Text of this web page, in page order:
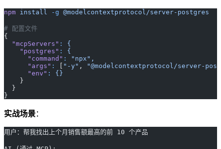
npm install -g @modelcontextprotocol/server-postgres
# 配置文件
{
  "mcpServers"
:
{
    "postgres"
:
{
      "command"
:
"npx",
      "args"
: [ "-y" ,
"@modelcontextprotocol/server-
      "env"
:
{}
    }
  }
}
实战场景：
用户：帮我找出上个月销售额最高的前 10 个产品